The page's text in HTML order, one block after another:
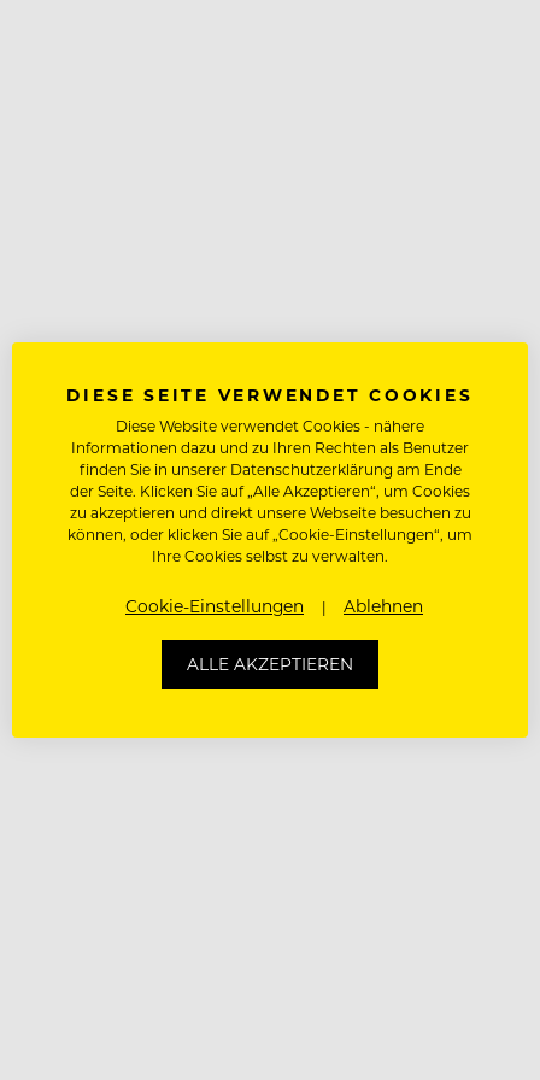
DIESE SEITE VERWENDET COOKIES
Diese Website verwendet Cookies - nähere
Informationen dazu und zu Ihren Rechten als Benutzer
finden Sie in unserer Datenschutzerklärung am Ende
der Seite. Klicken Sie auf „Alle Akzeptieren“, um Cookies
zu akzeptieren und direkt unsere Webseite besuchen zu
können, oder klicken Sie auf „Cookie-Einstellungen“, um
Ihre Cookies selbst zu verwalten.
Cookie-Einstellungen Ablehnen
ALLE AKZEPTIEREN